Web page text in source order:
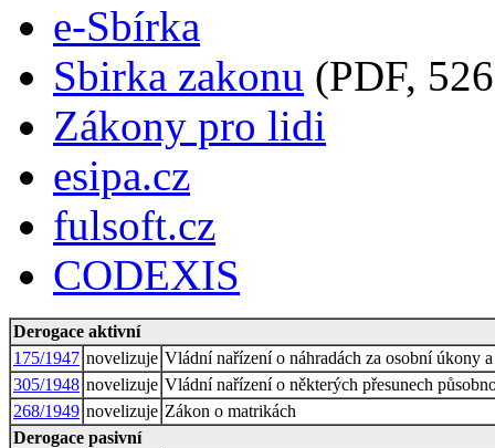
e-Sbírka
Sbirka zakonu (PDF,
Zákony pro lidi
esipa.cz
fulsoft.cz
CODEXIS
Derogace aktivní
175/1947 novelizuje Vládní nařízení o náhradách za osobní úkony
305/1948 novelizuje Vládní nařízení o některých přesunech
268/1949 novelizuje Zákon o matrikách
Derogace pasivní